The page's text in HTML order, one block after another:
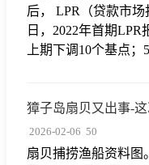
后， LPR（贷款市
日，2022年首期
上期下调10个基点；
獐子岛扇贝又出事-
2026-02-06 50
扇贝捕捞渔船资料图